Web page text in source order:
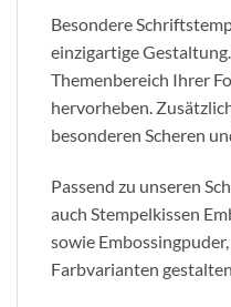
Besondere
einzigartige
Themenbereich Ihrer
hervorheben.
besonderen Scheren
Passend zu unseren
auch Stempelkissen
sowie
Farbvarianten gestalten.